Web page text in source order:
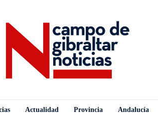
Actualidad Provincia Andalucía